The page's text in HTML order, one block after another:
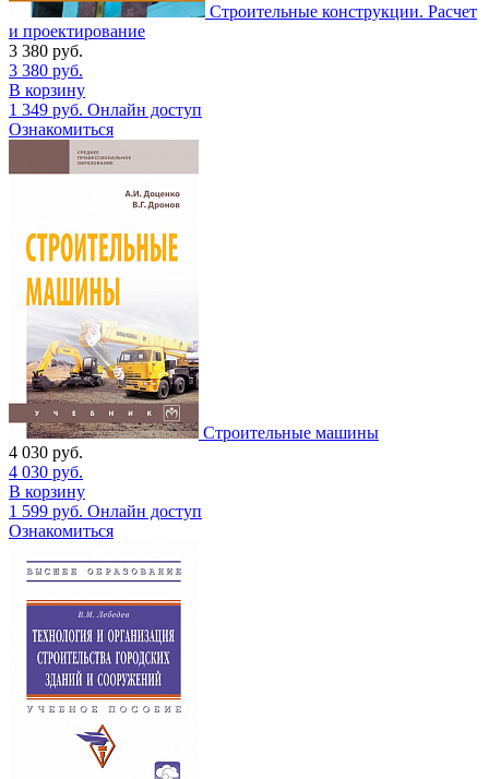
Строительные конструкции. Расчет
и проектирование
3 380 руб.
3 380 руб.
В корзину
1 349 руб. Онлайн доступ
Ознакомиться
Строительные машины
4 030 руб.
4 030 руб.
В корзину
1 599 руб. Онлайн доступ
Ознакомиться